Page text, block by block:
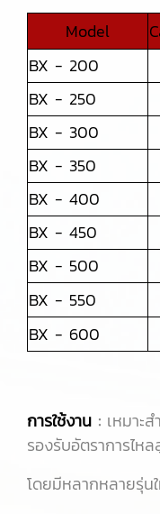
Model
BX - 200
BX - 250
BX - 300
BX - 350
BX - 400
BX - 450
BX - 500
BX - 550
BX - 600
การใช้งาน : เหมาะ
รองรับอัตราการไ
โดยมีหลากหลายรุ่น